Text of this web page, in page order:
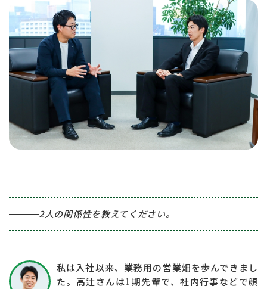
2人の関係性を教えてください。
私は入社以来、業務用の営業畑を歩んできまし
た。高辻さんは1期先輩で、社内行事などで顔